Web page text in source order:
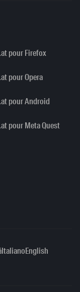
pour Firefox
pour Opera
pour Android
pour Meta Quest
ItalianoEnglish